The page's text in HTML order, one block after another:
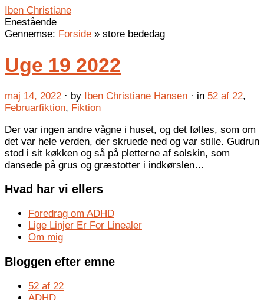
Iben Christiane
Enestående
Gennemse: Forside » store bededag
Uge 19 2022
maj 14, 2022 · by Iben Christiane Hansen · in 52 af 22,
Februarfiktion, Fiktion
Der var ingen andre vågne i huset, og det føltes, som om
det var hele verden, der skruede ned og var stille. Gudrun
stod i sit køkken og så på pletterne af solskin, som
dansede på grus og græstotter i indkørslen…
Hvad har vi ellers
Foredrag om ADHD
Lige Linjer Er For Linealer
Om mig
Bloggen efter emne
52 af 22